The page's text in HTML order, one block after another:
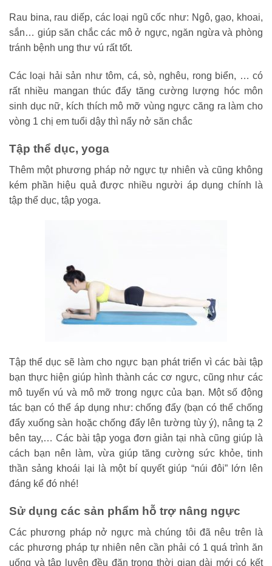
Rau bina, rau diếp, các loại ngũ cốc như: Ngô, gạo, khoai,
sắn… giúp săn chắc các mô ở ngực, ngăn ngừa và phòng
tránh bệnh ung thư vú rất tốt.
Các loại hải sản như tôm, cá, sò, nghêu, rong biển, … có
rất nhiều mangan thúc đẩy tăng cường lượng hóc môn
sinh dục nữ, kích thích mô mỡ vùng ngực căng ra làm cho
vòng 1 chị em tuổi dậy thì nẩy nở săn chắc
Tập thể dục, yoga
Thêm một phương pháp nở ngực tự nhiên và cũng không
kém phần hiệu quả được nhiều người áp dụng chính là
tập thể dục, tập yoga.
Tập thể dục sẽ làm cho ngực bạn phát triển vì các bài tập
bạn thực hiện giúp hình thành các cơ ngực, cũng như các
mô tuyến vú và mô mỡ trong ngực của bạn. Một số động
tác bạn có thể áp dụng như: chống đẩy (bạn có thể chống
đẩy xuống sàn hoặc chống đẩy lên tường tùy ý), nâng tạ 2
bên tay,… Các bài tập yoga đơn giản tại nhà cũng giúp là
cách bạn nên làm, vừa giúp tăng cường sức khỏe, tinh
thần sảng khoái lại là một bí quyết giúp “núi đôi” lớn lên
đáng kể đó nhé!
Sử dụng các sản phẩm hỗ trợ nâng ngực
Các phương pháp nở ngực mà chúng tôi đã nêu trên là
các phương pháp tự nhiên nên cần phải có 1 quá trình ăn
uống và tập luyện đều đặn trong thời gian dài mới có kết